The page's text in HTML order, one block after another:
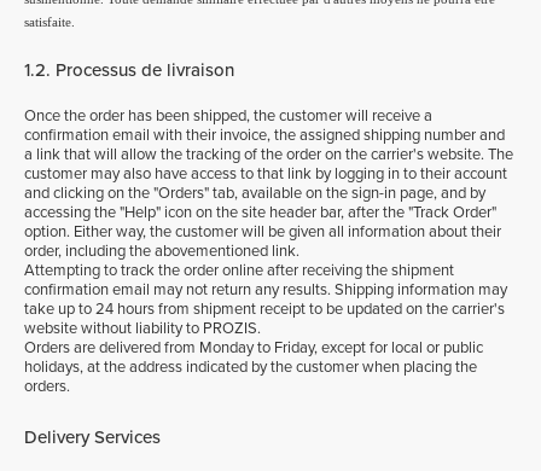
satisfaite.
1.2. Processus de livraison
Once the order has been shipped, the customer will receive a
confirmation email with their invoice, the assigned shipping number and
a link that will allow the tracking of the order on the carrier's website. The
customer may also have access to that link by logging in to their account
and clicking on the "Orders" tab, available on the sign-in page, and by
accessing the "Help" icon on the site header bar, after the "Track Order"
option. Either way, the customer will be given all information about their
order, including the abovementioned link.
Attempting to track the order online after receiving the shipment
confirmation email may not return any results. Shipping information may
take up to 24 hours from shipment receipt to be updated on the carrier's
website without liability to PROZIS.
Orders are delivered from Monday to Friday, except for local or public
holidays, at the address indicated by the customer when placing the
orders.
Delivery Services